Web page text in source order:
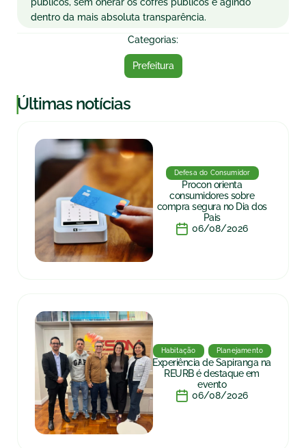
dentro da mais absoluta transparência.
Categorias:
Prefeitura
|Últimas notícias
Defesa do Consumidor
Procon orienta
consumidores sobre
compra segura no Dia dos
Pais
06/08/2026
Habitação Planejamento
Experiência de Sapiranga na
REURB é destaque em
evento
06/08/2026